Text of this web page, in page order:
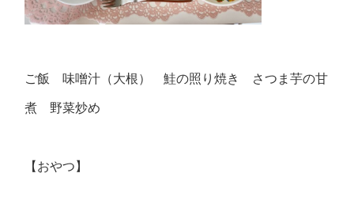
ご飯 味噌汁（大根） 鮭の照り焼き さつま芋の甘
煮 野菜炒め
【おやつ】